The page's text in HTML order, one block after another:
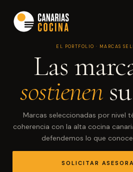
EL PORTFOLIO · MARCAS
Las
sostienen
Marcas seleccionadas por nivel
coherencia con la alta cocina
defendemos lo que
SOLICITAR